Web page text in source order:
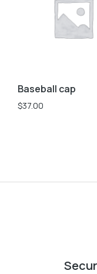
Baseball cap
$37.00